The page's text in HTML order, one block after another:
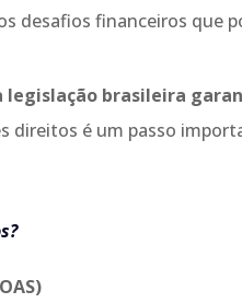
desafios financeiros que
legislação brasileira
direitos é um passo